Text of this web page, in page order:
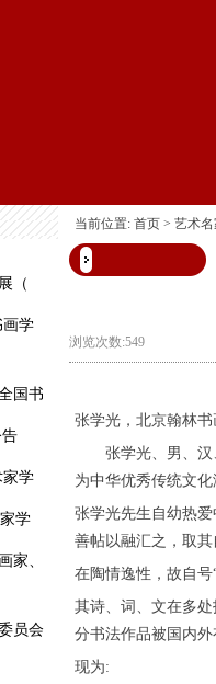
（
画学
国书
家学
学
家、
员会
当前位置: 首页 > 艺术名
浏览次数:549
张学光，北京翰林
张学光、男、汉
为中华优秀传统文化
张学光先生自幼热
善帖以融汇之，取
在陶情逸性，故自号
其诗、词、文在多
分书法作品被国内外
现为: